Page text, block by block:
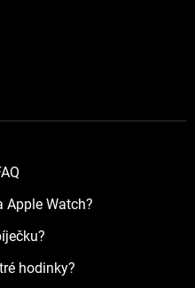
Apple Watch?
hodinky?